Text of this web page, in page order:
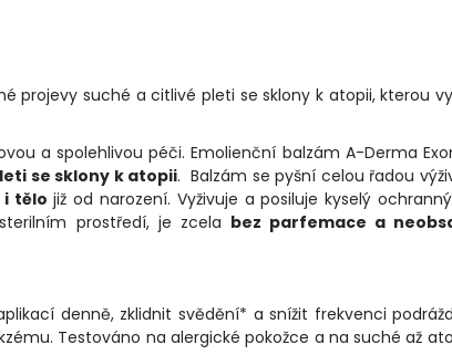
projevy suché a citlivé pleti se sklony k atopii, kterou
a spolehlivou péči. Emolienční balzám A-Derma
se sklony k atopii. Balzám se pyšní celou řadou
i tělo již od narození. Vyživuje a posiluje kyselý
prostředí, je zcela bez parfemace a
denně, zklidnit svědění* a snížit frekvenci
Testováno na alergické pokožce a na suché až